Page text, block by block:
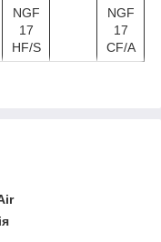
NGF
17
HF/S
NGF
17
CF/A